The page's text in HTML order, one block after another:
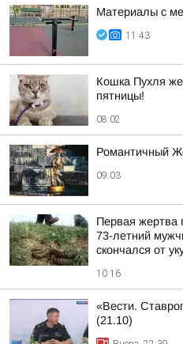
Материалы с
11:43
Кошка Пухля
пятницы!
08:02
Романтичный
09:03
Первая жертва
73-летний
скончался от
10:16
«Вести.
(21.10)